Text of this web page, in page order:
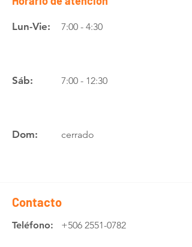
Lun-Vie: 7:00 - 4:30
Sáb: 7:00 - 12:30
Dom: cerrado
Contacto
Teléfono: +506 2551-0782